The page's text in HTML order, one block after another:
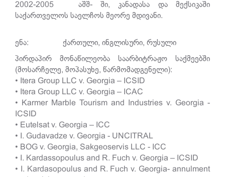
2002-2005 აშშ- ში, კანადასა და მექსიკაში
საქართველოს საელჩოს მეორე მდივანი.
ენა: ქართული, ინგლისური, რუსული
პირდაპირ მონაწილეობა საარბიტრაჟო საქმეებში
(მოსარჩელე, მოპასუხე, წარმომადგენელი):
• Itera Group LLC v. Georgia – ICSID
• Itera Group LLC v. Georgia – ICAC
• Karmer Marble Tourism and Industries v. Georgia -
ICSID
• Eutelsat v. Georgia – ICC
• I. Gudavadze v. Georgia - UNCITRAL
• BOG v. Georgia, Sakgeoservis LLC - ICC
• I. Kardassopoulus and R. Fuch v. Georgia – ICSID
• I. Kardasopoulus and R. Fuch v. Georgia- annulment